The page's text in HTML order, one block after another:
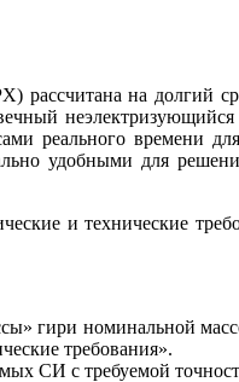
рассчитана на долгий
реального времени
удобными для
и технические
гири номинальной
требования».
СИ с требуемой